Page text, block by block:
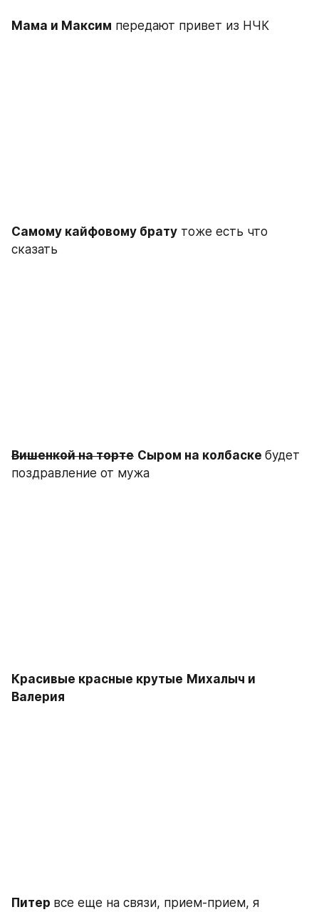
Мама и Максим передают привет из НЧК
Самому кайфовому брату тоже есть что
сказать
Вишенкой на торте Сыром на колбаске будет
поздравление от мужа
Красивые красные крутые Михалыч и
Валерия
Питер